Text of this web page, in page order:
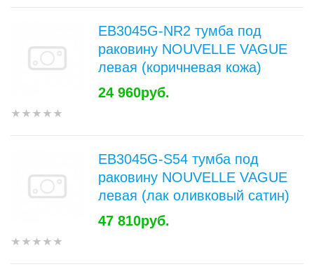
EB3045G-NR2 тумба под
раковину NOUVELLE VAGUE
левая (коричневая кожа)
24 960руб.
EB3045G-S54 тумба под
раковину NOUVELLE VAGUE
левая (лак оливковый сатин)
47 810руб.